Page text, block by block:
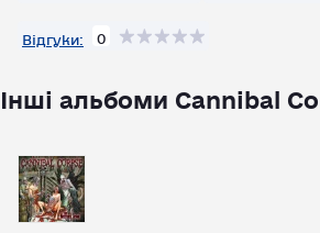
Відгуки: 0
Інші альбоми Cannibal